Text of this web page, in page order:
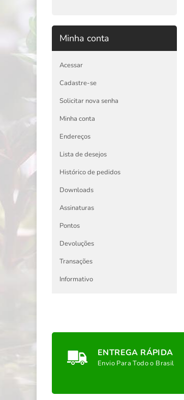
Minha conta
Acessar
Cadastre-se
Solicitar nova senha
Minha conta
Endereços
Lista de desejos
Histórico de pedidos
Downloads
Assinaturas
Pontos
Devoluções
Transações
Informativo
ENTREGA RÁPIDA
Envio Para Todo o Brasil